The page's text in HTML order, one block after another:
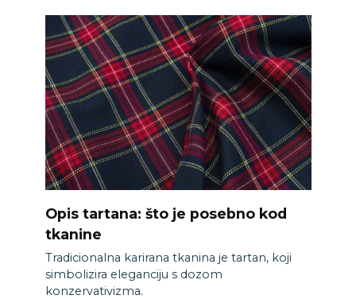
Opis tartana: što je posebno kod
tkanine
Tradicionalna karirana tkanina je tartan, koji
simbolizira eleganciju s dozom
konzervativizma.